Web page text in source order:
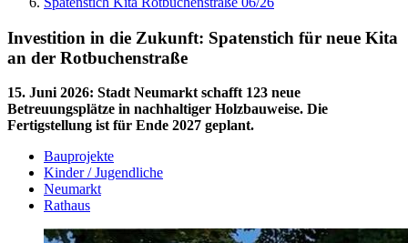
Investition in die Zukunft: Spatenstich für neue Kita
an der Rotbuchenstraße
15. Juni 2026: Stadt Neumarkt schafft 123 neue
Betreuungsplätze in nachhaltiger Holzbauweise. Die
Fertigstellung ist für Ende 2027 geplant.
Bauprojekte
Kinder / Jugendliche
Neumarkt
Rathaus